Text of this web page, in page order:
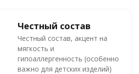
Честный состав
Честный состав, акцент на
мягкость и
гипоаллергенность (особенно
важно для детских изделий)